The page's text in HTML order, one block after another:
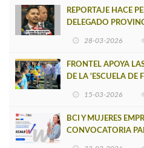
REPORTAJE HACE
DELEGADO
28-03-2026
FRONTEL APOYA
DE LA 'ESCUELA DE
15-03-2026
BCI Y MUJERES
CONVOCATORIA